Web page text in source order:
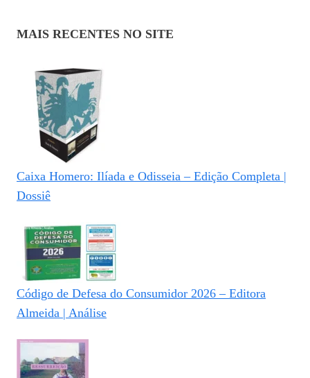
MAIS RECENTES NO SITE
Caixa Homero: Ilíada e Odisseia – Edição Completa |
Dossiê
Código de Defesa do Consumidor 2026 – Editora
Almeida | Análise